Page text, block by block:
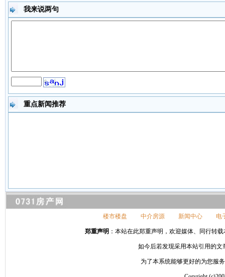
我来说两句
重点新闻推荐
楼市楼盘 中介房源 新闻中心 电
郑重声明 ：本站在此郑重声明，欢迎媒体、同行转
如今后若发现采用本站引用的
为了本系统能够更好的为您服